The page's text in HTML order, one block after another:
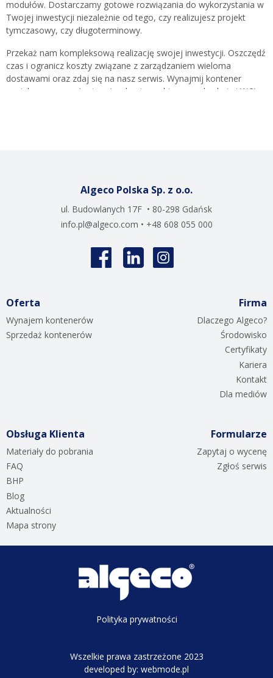
modułów. Dostarczamy gotowe rozwiązania do wykorzystania w
Twojej inwestycji niezależnie od tego, czy realizujesz projekt
tymczasowy, czy długoterminowy.
Przekaż nam kompleksową realizację swojej inwestycji. Oszczędź
czas i ogranicz koszty związane z zarządzaniem wieloma
dostawami oraz zdaj się na nasz serwis. Wynajmij kontener
socjalny z wyposażeniem (np. kontener biurowy z kuchnią i WC)
Algeco Polska Sp. z o.o.
ul. Budowlanych 17F • 80-298 Gdańsk
info.pl@algeco.com • +48 608 055 000
Oferta
Wynajem kontenerów
Sprzedaż kontenerów
Firma
Dlaczego Algeco?
Środowisko
Certyfikaty
Kariera
Kontakt
Dla mediów
Obsługa Klienta
Materiały do pobrania
FAQ
BHP
Blog
Aktualności
Mapa strony
Formularze
Zapytaj o wycenę
Zgłoś serwis
Polityka prywatności
Wszelkie prawa zastrzeżone 2023
developed by: webmode.pl